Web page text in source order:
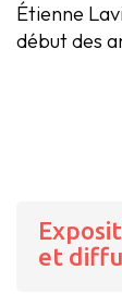
Étienne
début des
et